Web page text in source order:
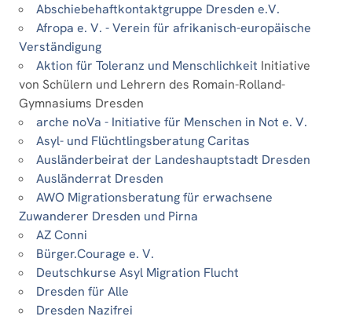
Abschiebehaftkontaktgruppe Dresden e.V.
Afropa e. V. - Verein für afrikanisch-europäische
Verständigung
Aktion für Toleranz und Menschlichkeit Initiative
von Schülern und Lehrern des Romain-Rolland-
Gymnasiums Dresden
arche noVa - Initiative für Menschen in Not e. V.
Asyl- und Flüchtlingsberatung Caritas
Ausländerbeirat der Landeshauptstadt Dresden
Ausländerrat Dresden
AWO Migrationsberatung für erwachsene
Zuwanderer Dresden und Pirna
AZ Conni
Bürger.Courage e. V.
Deutschkurse Asyl Migration Flucht
Dresden für Alle
Dresden Nazifrei